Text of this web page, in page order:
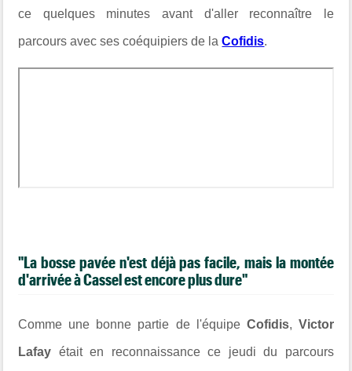
ce quelques minutes avant d'aller reconnaître le
parcours avec ses coéquipiers de laCofidis.
"La bosse pavée n'est déjà pas facile, mais la montée
d'arrivée à Cassel est encore plus dure"
Comme une bonne partie de l'équipe Cofidis, Victor
Lafay était en reconnaissance ce jeudi du parcours